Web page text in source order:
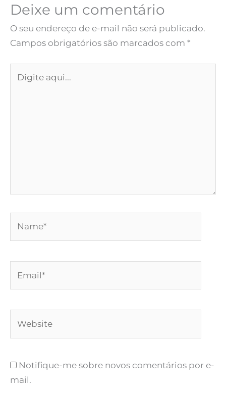
Deixe um comentário
O seu endereço de e-mail não será publicado.
Campos obrigatórios são marcados com *
aqui...
Notifique-me sobre novos comentários por e-
mail.